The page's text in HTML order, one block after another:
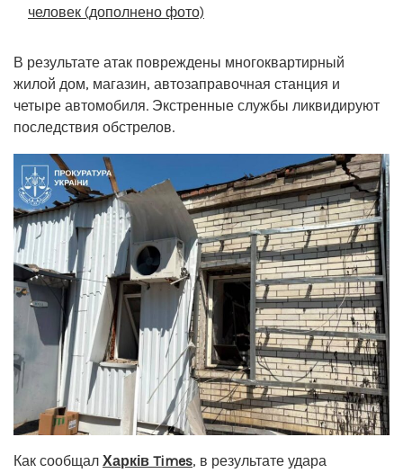
человек (дополнено фото)
В результате атак повреждены многоквартирный
жилой дом, магазин, автозаправочная станция и
четыре автомобиля. Экстренные службы ликвидируют
последствия обстрелов.
Как сообщал Харків Times, в результате удара